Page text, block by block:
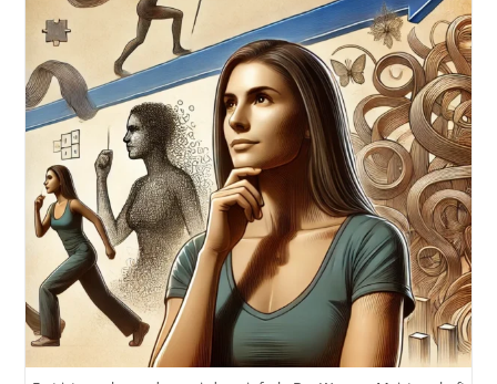
Verstehen,
Um
Es
Effektiv
Zu
Lösen